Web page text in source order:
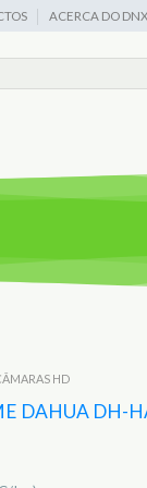
ACERCA DO DNX
HD
DAHUA DH-